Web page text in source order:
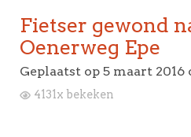
Fietser gewond
Oenerweg Epe
Geplaatst op 5 maart 2016
4131x bekeken